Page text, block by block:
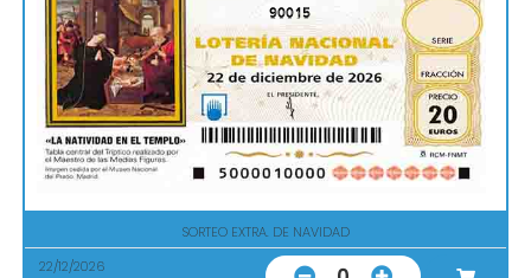
90015
SORTEO EXTRA. DE NAVIDAD
22/12/2026